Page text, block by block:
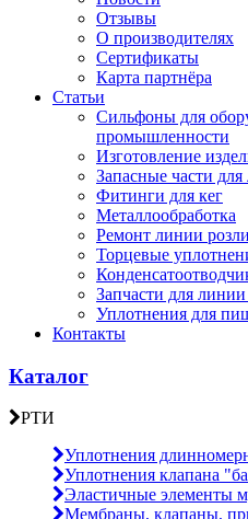
Отзывы
О производителях
Сертификаты
Карта партнёра
Статьи
Сильфоны для
промышленности
Изготовление
Запасные части
Фитинги для кег
Металлообработка
Ремонт линии
Торцевые
Запчасти для линии
Уплотнения для
Контакты
Каталог
РТИ
Уплотнения
Уплотнения клапана
Эластичные элементы
Мембраны, клапаны,